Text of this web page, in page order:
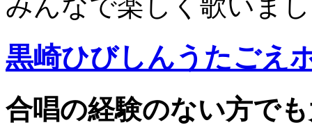
黒崎ひびしんうたごえ
合唱の経験のない方で